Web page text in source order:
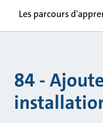
Les parcours
84 -